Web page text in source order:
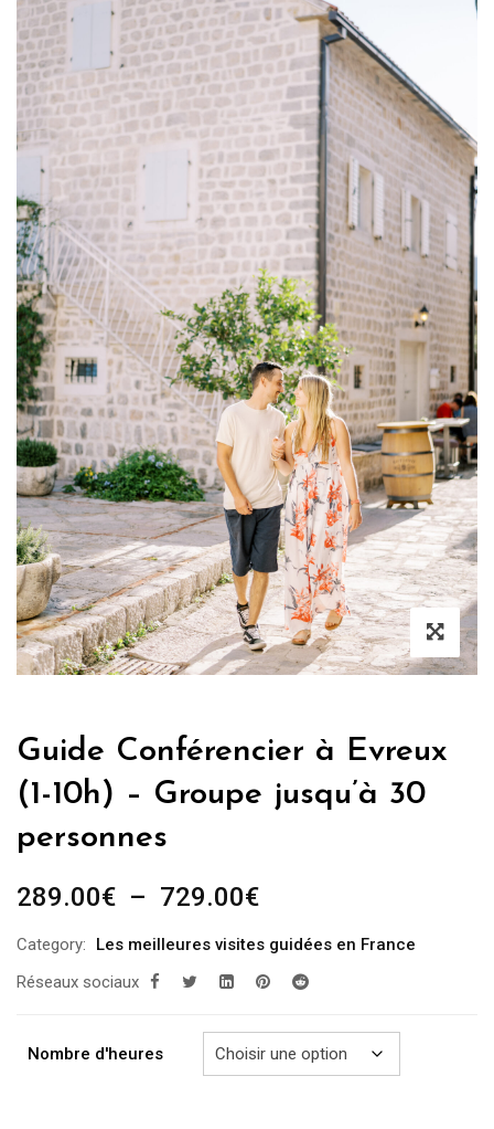
Guide Conférencier à Evreux
(1-10h) – Groupe jusqu’à 30
personnes
289.00€ – 729.00€Plage
prix :
289.00€
729.00€
Category:
Les meilleures visites guidées en France
Réseaux sociaux
Nombre d'heures